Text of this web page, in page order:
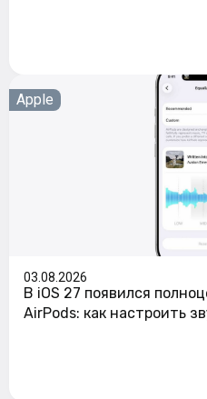
Apple
03.08.2026
В iOS 27 появился
AirPods: как настроить